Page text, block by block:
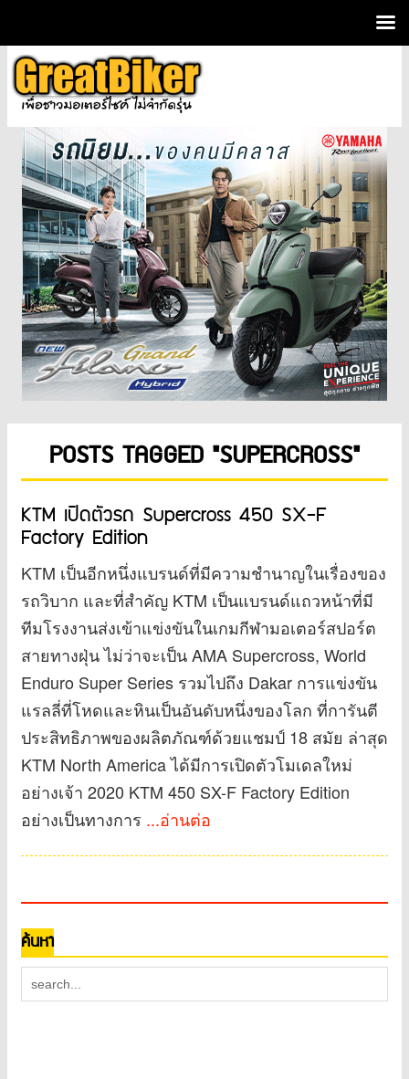
POSTS TAGGED "SUPERCROSS"
KTM เปิดตัวรถ Supercross 450 SX-F
Factory Edition
KTM เป็นอีกหนึ่งแบรนด์ที่มีความชำนาญในเรื่องของ
รถวิบาก และที่สำคัญ KTM เป็นแบรนด์แถวหน้าที่มี
ทีมโรงงานส่งเข้าแข่งขันในเกมกีฬามอเตอร์สปอร์ต
สายทางฝุ่น ไม่ว่าจะเป็น AMA Supercross, World
Enduro Super Series รวมไปถึง Dakar การแข่งขัน
แรลลี่ที่โหดและหินเป็นอันดับหนึ่งของโลก ที่การันตี
ประสิทธิภาพของผลิตภัณฑ์ด้วยแชมป์ 18 สมัย ล่าสุด
KTM North America ได้มีการเปิดตัวโมเดลใหม่
อย่างเจ้า 2020 KTM 450 SX-F Factory Edition
อย่างเป็นทางการ ...อ่านต่อ
ค้นหา